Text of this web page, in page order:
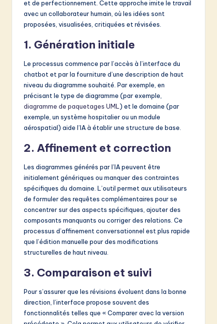
et de perfectionnement. Cette approche imite le travail
avec un collaborateur humain, où les idées sont
proposées, visualisées, critiquées et révisées.
1. Génération initiale
Le processus commence par l’accès à l’interface du
chatbot et par la fourniture d’une description de haut
niveau du diagramme souhaité. Par exemple, en
précisant le type de diagramme (par exemple,
diagramme de paquetages UML ) et le domaine (par
exemple, un système hospitalier ou un module
aérospatial) aide l’IA à établir une structure de base.
2. Affinement et correction
Les diagrammes générés par l’IA peuvent être
initialement génériques ou manquer des contraintes
spécifiques du domaine. L’outil permet aux utilisateurs
de formuler des requêtes complémentaires pour se
concentrer sur des aspects spécifiques, ajouter des
composants manquants ou corriger des relations. Ce
processus d’affinement conversationnel est plus rapide
que l’édition manuelle pour des modifications
structurelles de haut niveau.
3. Comparaison et suivi
Pour s’assurer que les révisions évoluent dans la bonne
direction, l’interface propose souvent des
fonctionnalités telles que « Comparer avec la version